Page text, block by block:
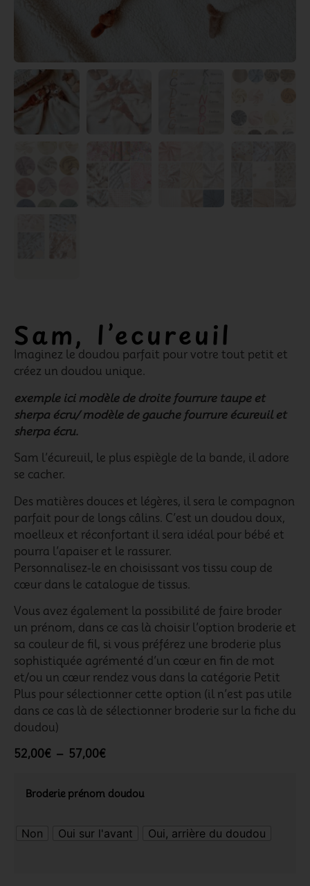
Sam, l’ecureuil
Imaginez le doudou parfait pour votre tout petit et
créez un doudou unique.
exemple ici modèle de droite fourrure taupe et
sherpa écru/ modèle de gauche fourrure écureuil et
sherpa écru.
Sam l’écureuil, le plus espiègle de la bande, il adore
se cacher.
Des matières douces et légères, il sera le compagnon
parfait pour de longs câlins. C’est un doudou doux,
moelleux et réconfortant il sera idéal pour bébé et
pourra l’apaiser et le rassurer.
Personnalisez-le en choisissant vos tissu coup de
cœur dans le catalogue de tissus.
Vous avez également la possibilité de faire broder
un prénom, dans ce cas là choisir l’option broderie et
sa couleur de fil, si vous préférez une broderie plus
sophistiquée agrémenté d’un cœur en fin de mot
et/ou un cœur rendez vous dans la catégorie Petit
Plus pour sélectionner cette option (il n’est pas utile
dans ce cas là de sélectionner broderie sur la fiche du
doudou)
52,00€ – 57,00€
Broderie prénom doudou
Non Oui sur l'avant Oui, arrière du doudou